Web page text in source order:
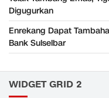
Digugurkan
Enrekang Dapat
Bank Sulselbar
WIDGET GRID 2